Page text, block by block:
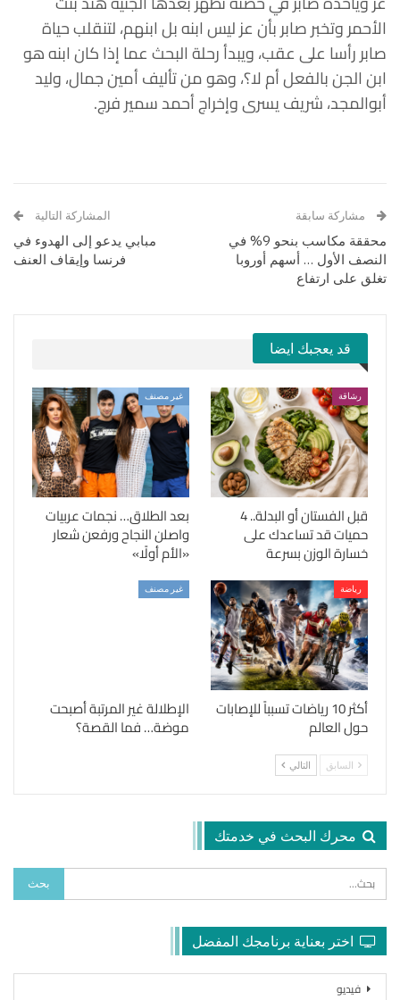
الأحمر وتخبر صابر بأن عز ليس ابنه بل ابنهم، لتنقلب حياة
صابر رأسا على عقب، ويبدأ رحلة البحث عما إذا كان ابنه هو
ابن الجن بالفعل أم لا؟، وهو من تأليف أمين جمال، وليد
أبوالمجد، شريف يسرى وإخراج أحمد سمير فرج.
مشاركة سابقة
محققة مكاسب بنحو 9% في
النصف الأول … أسهم أوروبا
تغلق على ارتفاع
المشاركة التالية
مبابي يدعو إلى الهدوء في
فرنسا وإيقاف العنف
قد يعجبك ايضا
رشاقة
قبل الفستان أو البدلة.. 4
حميات قد تساعدك على
خسارة الوزن بسرعة
غير مصنف
بعد الطلاق… نجمات عربيات
واصلن النجاح ورفعن شعار
«الأم أولًا»
رياضة
أكثر 10 رياضات تسبباً للإصابات
حول العالم
غير مصنف
الإطلالة غير المرتبة أصبحت
موضة… فما القصة؟
السابق التالي
محرك البحث في خدمتك
اختر بعناية برنامجك المفضل
فيديو